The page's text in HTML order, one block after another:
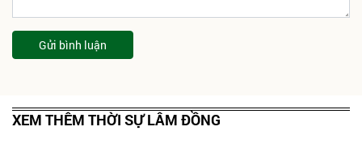
Gửi bình luận
XEM THÊM THỜI SỰ LÂM ĐỒNG